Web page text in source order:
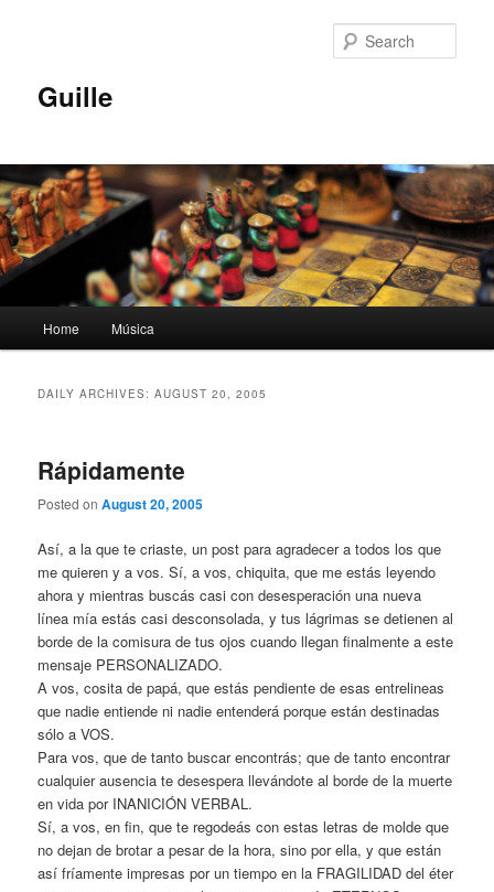
Guille
Home Música
DAILY ARCHIVES:AUGUST 20, 2005
Rápidamente
Posted onAugust 20, 2005
Así, a la que te criaste, un post para agradecer a todos los que
me quieren y a vos. Sí, a vos, chiquita, que me estás leyendo
ahora y mientras buscás casi con desesperación una nueva
línea mía estás casi desconsolada, y tus lágrimas se detienen al
borde de la comisura de tus ojos cuando llegan finalmente a este
mensaje PERSONALIZADO.
A vos, cosita de papá, que estás pendiente de esas entrelineas
que nadie entiende ni nadie entenderá porque están destinadas
sólo a VOS.
Para vos, que de tanto buscar encontrás; que de tanto encontrar
cualquier ausencia te desespera llevándote al borde de la muerte
en vida por INANICIÓN VERBAL.
Sí, a vos, en fin, que te regodeás con estas letras de molde que
no dejan de brotar a pesar de la hora, sino por ella, y que están
así fríamente impresas por un tiempo en la FRAGILIDAD del éter